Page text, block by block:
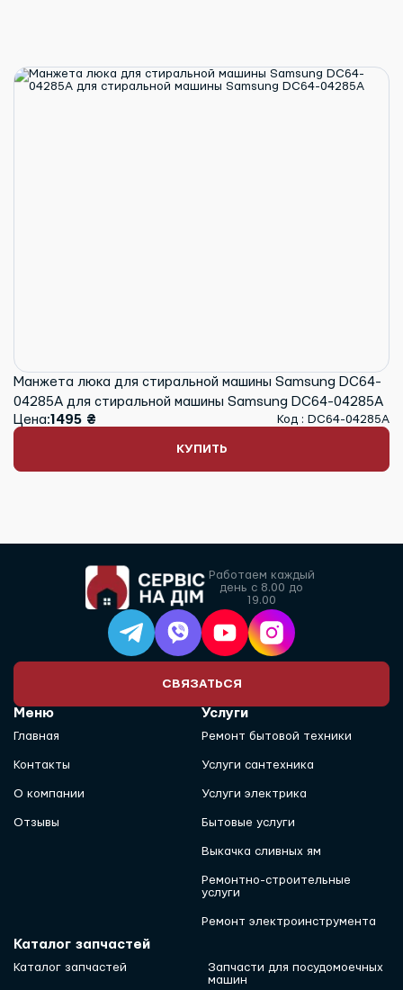
Манжета люка для стиральной машины Samsung DC64-
04285A для стиральной машины Samsung DC64-04285A
Цена:1495 ₴ Код : DC64-04285A
КУПИТЬ
Работаем каждый
день с 8.00 до
19.00
СВЯЗАТЬСЯ
Меню
Главная
Контакты
О компании
Отзывы
Услуги
Ремонт бытовой техники
Услуги сантехника
Услуги электрика
Бытовые услуги
Выкачка сливных ям
Ремонтно-строительные
услуги
Ремонт электроинструмента
Каталог запчастей
Каталог запчастей
Запчасти для посудомоечных
машин